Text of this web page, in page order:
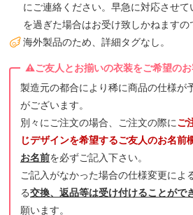
にご連絡ください。早急に対応させ
を過ぎた場合はお受け致しかねますの
海外製品のため、詳細タグなし。
製造元の都合により稀に商品の仕様が
がございます。
別々にご注文の場合、ご注文の際にご
じデザインを希望するご友人のお名前
お名前を必ずご記入下さい。
ご記入がなかった場合の仕様変更によ
る交換、返品等は受け付けることがで
願います。